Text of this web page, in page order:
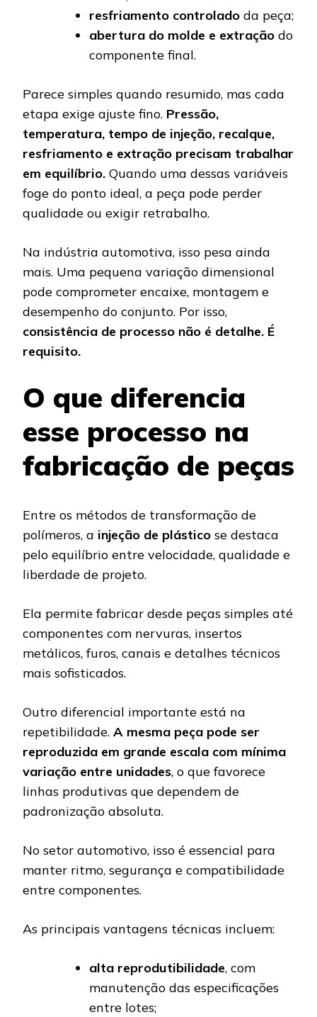
resfriamento controlado da peça;
abertura do molde e extração do
componente final.
Parece simples quando resumido, mas cada
etapa exige ajuste fino. Pressão,
temperatura, tempo de injeção, recalque,
resfriamento e extração precisam trabalhar
em equilíbrio. Quando uma dessas variáveis
foge do ponto ideal, a peça pode perder
qualidade ou exigir retrabalho.
Na indústria automotiva, isso pesa ainda
mais. Uma pequena variação dimensional
pode comprometer encaixe, montagem e
desempenho do conjunto. Por isso,
consistência de processo não é detalhe. É
requisito.
O que diferencia
esse processo na
fabricação de peças
Entre os métodos de transformação de
polímeros, a injeção de plástico se destaca
pelo equilíbrio entre velocidade, qualidade e
liberdade de projeto.
Ela permite fabricar desde peças simples até
componentes com nervuras, insertos
metálicos, furos, canais e detalhes técnicos
mais sofisticados.
Outro diferencial importante está na
repetibilidade. A mesma peça pode ser
reproduzida em grande escala com mínima
variação entre unidades, o que favorece
linhas produtivas que dependem de
padronização absoluta.
No setor automotivo, isso é essencial para
manter ritmo, segurança e compatibilidade
entre componentes.
As principais vantagens técnicas incluem:
alta reprodutibilidade, com
manutenção das especificações
entre lotes;